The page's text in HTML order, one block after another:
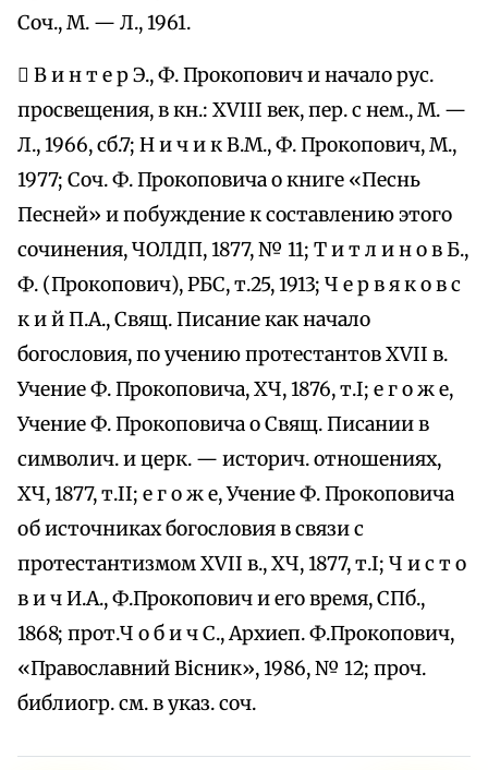
Соч., М. — Л., 1961.
 В и н т е р Э., Ф. Прокопович и начало рус.
просвещения, в кн.: XVIII век, пер. с нем., М. —
Л., 1966, сб.7; Н и ч и к В.М., Ф. Прокопович, М.,
1977; Соч. Ф. Прокоповича о книге «Песнь
Песней» и побуждение к составлению этого
сочинения, ЧОЛДП, 1877, № 11; Т и т л и н о в Б.,
Ф. (Прокопович), РБС, т.25, 1913; Ч е р в я к о в с
к и й П.А., Свящ. Писание как начало
богословия, по учению протестантов XVII в.
Учение Ф. Прокоповича, ХЧ, 1876, т.I; е г о ж е,
Учение Ф. Прокоповича о Свящ. Писании в
символич. и церк. — историч. отношениях,
ХЧ, 1877, т.II; е г о ж е, Учение Ф. Прокоповича
об источниках богословия в связи с
протестантизмом XVII в., ХЧ, 1877, т.I; Ч и с т о
в и ч И.А., Ф.Прокопович и его время, СПб.,
1868; прот.Ч о б и ч С., Архиеп. Ф.Прокопович,
«Православний Вiсник», 1986, № 12; проч.
библиогр. см. в указ. соч.